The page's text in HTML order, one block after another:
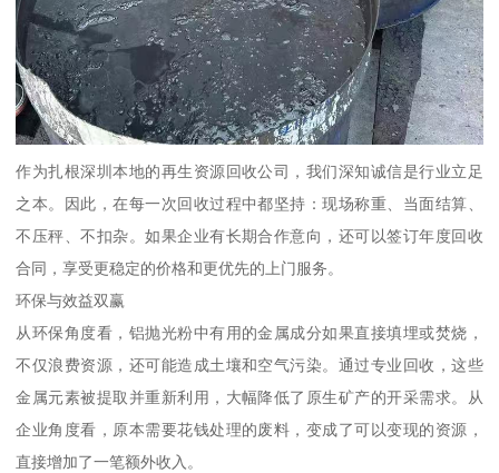
作为扎根深圳本地的再生资源回收公司，我们深知诚信是行业立足
之本。因此，在每一次回收过程中都坚持：现场称重、当面结算、
不压秤、不扣杂。如果企业有长期合作意向，还可以签订年度回收
合同，享受更稳定的价格和更优先的上门服务。
环保与效益双赢
从环保角度看，铝抛光粉中有用的金属成分如果直接填埋或焚烧，
不仅浪费资源，还可能造成土壤和空气污染。通过专业回收，这些
金属元素被提取并重新利用，大幅降低了原生矿产的开采需求。从
企业角度看，原本需要花钱处理的废料，变成了可以变现的资源，
直接增加了一笔额外收入。